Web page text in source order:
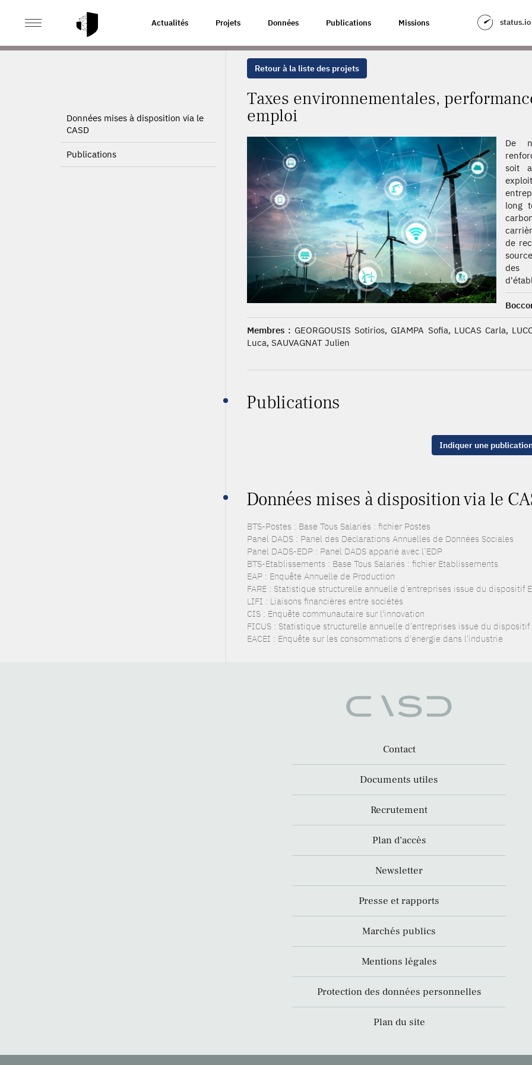
Actualités Projets Données Publications Missions status.io
ACCUEIL TAXES ENVIRONNEMENTALES, PERFORMANCE DES ENTREPRISES, ET EMPLOI
Données mises à disposition via le
CASD
Publications
Retour à la liste des projets
Taxes environnementales,
emploi
De
soit
long
de
des
Membres : GEORGOUSIS Sotirios, GIAMPA Sofia, LUCAS Carla,
Luca, SAUVAGNAT Julien
Publications
Indiquer une
Données mises à disposition via le
BTS-Postes : Base Tous Salariés : fichier Postes
Panel DADS : Panel des Déclarations Annuelles de Données Sociales
Panel DADS-EDP : Panel DADS apparié avec l’EDP
BTS-Etablissements : Base Tous Salariés : fichier Etablissements
EAP : Enquête Annuelle de Production
FARE : Statistique structurelle annuelle d’entreprises issue du dispositif
LIFI : Liaisons financières entre sociétés
CIS : Enquête communautaire sur l'innovation
FICUS : Statistique structurelle annuelle d’entreprises issue du dispositif
EACEI : Enquête sur les consommations d'énergie dans l'industrie
Contact
Documents utiles
Recrutement
Plan d’accès
Newsletter
Presse et rapports
Marchés publics
Mentions légales
Protection des données personnelles
Plan du site